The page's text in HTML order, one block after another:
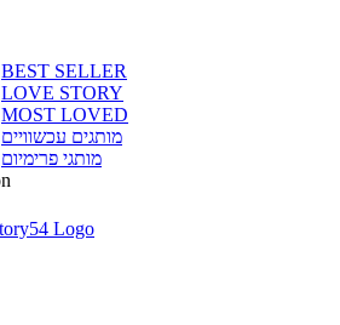
BEST SELLER
LOVE STORY
MOST LOVED
מותגים עכשוויים
מותגי פרימיום